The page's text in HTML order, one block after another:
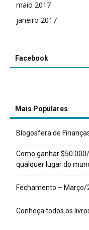
maio 2017
janeiro 2017
Facebook
Mais Populares
Blogosfera de
Como ganhar
qualquer lugar do
Fechamento – Março/
Conheça todos os